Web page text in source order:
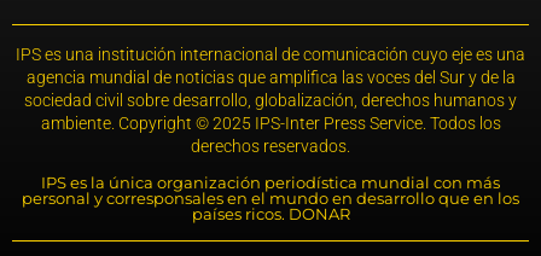
IPS es una institución internacional de comunicación cuyo eje es una
agencia mundial de noticias que amplifica las voces del Sur y de la
sociedad civil sobre desarrollo, globalización, derechos humanos y
ambiente. Copyright © 2025 IPS-Inter Press Service. Todos los
derechos reservados.
IPS es la única organización periodística mundial con más
personal y corresponsales en el mundo en desarrollo que en los
países ricos. DONAR